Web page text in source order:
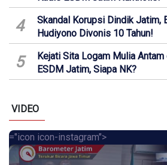
4
Skandal Korupsi Dindik Jatim,
Hudiyono Divonis 10 Tahun!
5
Kejati Sita Logam Mulia
ESDM Jatim, Siapa NK?
VIDEO
="icon icon-instagram">